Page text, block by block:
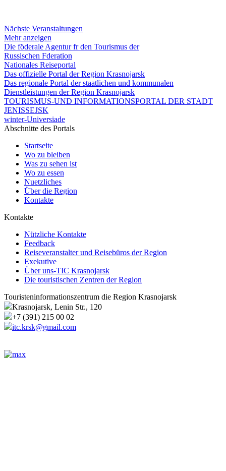
Nächste Veranstaltungen
Mehr anzeigen
Die föderale Agentur fr den Tourismus der
Russischen Fderation
Nationales Reiseportal
Das offizielle Portal der Region Krasnojarsk
Das regionale Portal der staatlichen und kommunalen
Dienstleistungen der Region Krasnojarsk
TOURISMUS-UND INFORMATIONSPORTAL DER STADT
JENISSEJSK
winter-Universiade
Abschnitte des Portals
Startseite
Wo zu bleiben
Was zu sehen ist
Wo zu essen
Nuetzliches
Über die Region
Kontakte
Kontakte
Nützliche Kontakte
Feedback
Reiseveranstalter und Reisebüros der Region
Exekutive
Über uns-TIC Krasnojarsk
Die touristischen Zentren der Region
Touristeninformationszentrum die Region Krasnojarsk
Krasnojarsk, Lenin Str., 120
+7 (391) 215 00 02
itc.krsk@gmail.com